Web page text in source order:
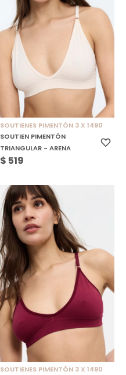
SOUTIENES PIMENTÓN 3 X 1490
SOUTIEN PIMENTÓN
TRIANGULAR - ARENA
$ 519
SOUTIENES PIMENTÓN 3 X 1490